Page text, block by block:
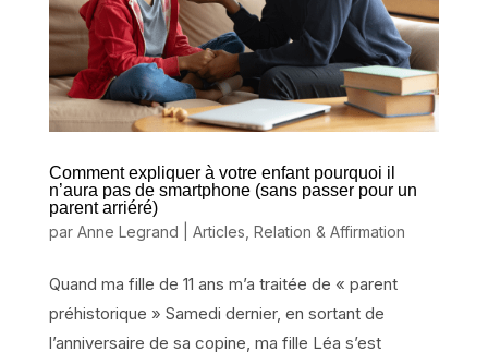
Comment expliquer à votre enfant pourquoi il
n’aura pas de smartphone (sans passer pour un
parent arriéré)
par Anne Legrand Articles Relation & Affirmation
Quand ma fille de 11 ans m’a traitée de « parent
préhistorique » Samedi dernier, en sortant de
l’anniversaire de sa copine, ma fille Léa s’est